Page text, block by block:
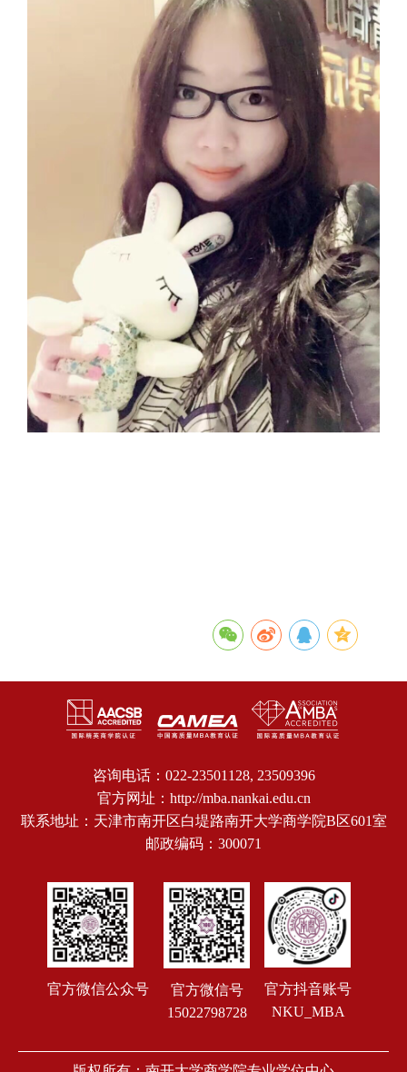
咨询电话：022-23501128, 23509396
官方网址：http://mba.nankai.edu.cn
联系地址：天津市南开区白堤路南开大学商学院B区601室
邮政编码：300071
官方微信公众号
官方微信号
15022798728
官方抖音账号
NKU_MBA